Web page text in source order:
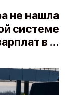
не нашла
системе
в ...